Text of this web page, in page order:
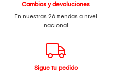
Cambios y devoluciones
En nuestras 26 tiendas a nivel
nacional
Sigue tu pedido